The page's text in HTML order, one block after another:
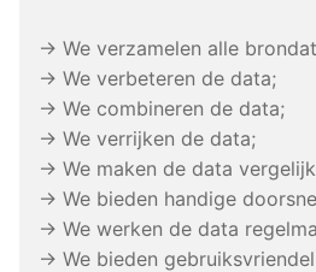
→ We verzamelen alle
→ We verbeteren de data;
→ We combineren de data;
→ We verrijken de data;
→ We maken de data
→ We bieden handige
→ We werken de data
→ We bieden